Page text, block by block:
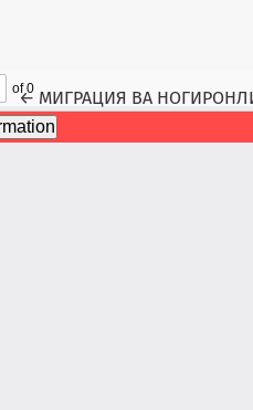
← Maqola tafsilotlariga
МИГРАЦИЯ ВА